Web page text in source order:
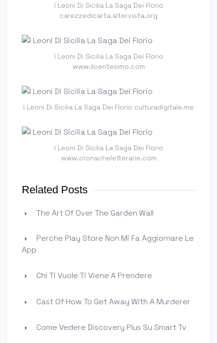
I Leoni Di Sicilia La Saga Dei Florio
carezzedicarta.altervista.org
I Leoni Di Sicilia La Saga Dei Florio
www.ilcentesimo.com
I Leoni Di Sicilia La Saga Dei Florio culturadigitale.me
I Leoni Di Sicilia La Saga Dei Florio
www.cronacheletterarie.com
Related Posts
The Art Of Over The Garden Wall
Perche Play Store Non Mi Fa Aggiornare Le
App
Chi Ti Vuole Ti Viene A Prendere
Cast Of How To Get Away With A Murderer
Come Vedere Discovery Plus Su Smart Tv